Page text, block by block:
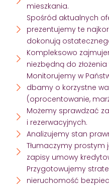
mieszkania.
Spośród aktualnych
prezentujemy te
dokonują
Kompleksowo
niezbędną do
Monitorujemy w
dbamy o korzystne
(oprocentowanie,
Możemy sprawdzać
i rezerwacyjnych.
Analizujemy stan
Tłumaczymy prostym
zapisy umowy
Przygotowujemy
nieruchomość